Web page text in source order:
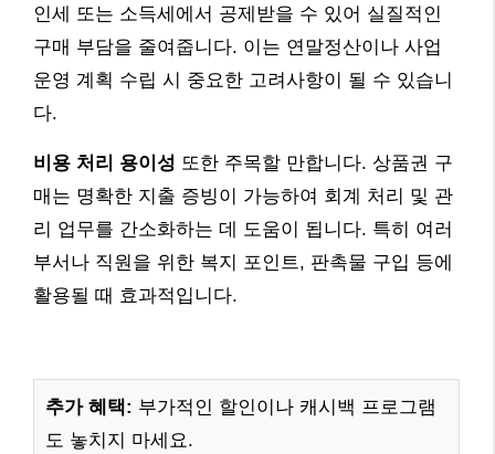
인세 또는 소득세에서 공제받을 수 있어 실질적인
구매 부담을 줄여줍니다. 이는 연말정산이나 사업
운영 계획 수립 시 중요한 고려사항이 될 수 있습니
다.
비용 처리 용이성 또한 주목할 만합니다. 상품권 구
매는 명확한 지출 증빙이 가능하여 회계 처리 및 관
리 업무를 간소화하는 데 도움이 됩니다. 특히 여러
부서나 직원을 위한 복지 포인트, 판촉물 구입 등에
활용될 때 효과적입니다.
추가 혜택: 부가적인 할인이나 캐시백 프로그램
도 놓치지 마세요.